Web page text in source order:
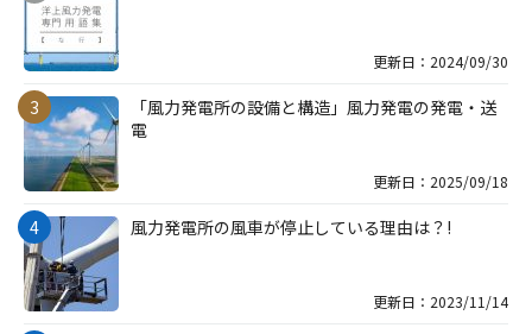
更新日：2024/09/30
「風力発電所の設備と構造」風力発電の発電・送
電
更新日：2025/09/18
風力発電所の風車が停止している理由は？!
更新日：2023/11/14